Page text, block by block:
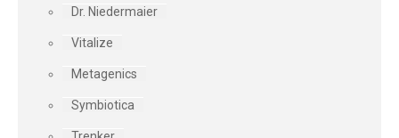
Dr. Niedermaier
Vitalize
Metagenics
Symbiotica